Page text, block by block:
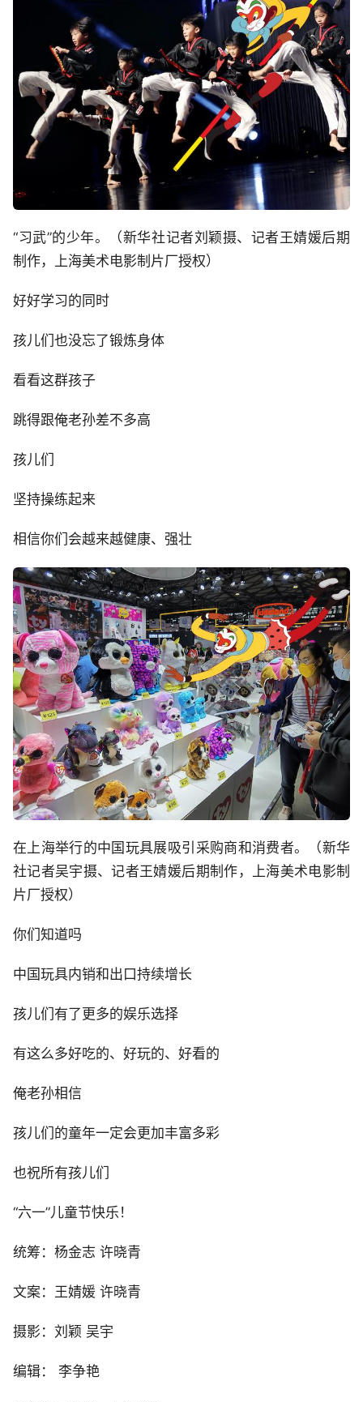
“习武”的少年。（新华社记者刘颖摄、记者王婧媛后期
制作，上海美术电影制片厂授权）
好好学习的同时
孩儿们也没忘了锻炼身体
看看这群孩子
跳得跟俺老孙差不多高
孩儿们
坚持操练起来
相信你们会越来越健康、强壮
在上海举行的中国玩具展吸引采购商和消费者。（新华
社记者吴宇摄、记者王婧媛后期制作，上海美术电影制
片厂授权）
你们知道吗
中国玩具内销和出口持续增长
孩儿们有了更多的娱乐选择
有这么多好吃的、好玩的、好看的
俺老孙相信
孩儿们的童年一定会更加丰富多彩
也祝所有孩儿们
“六一”儿童节快乐！
统筹：杨金志 许晓青
文案：王婧媛 许晓青
摄影：刘颖 吴宇
编辑： 李争艳